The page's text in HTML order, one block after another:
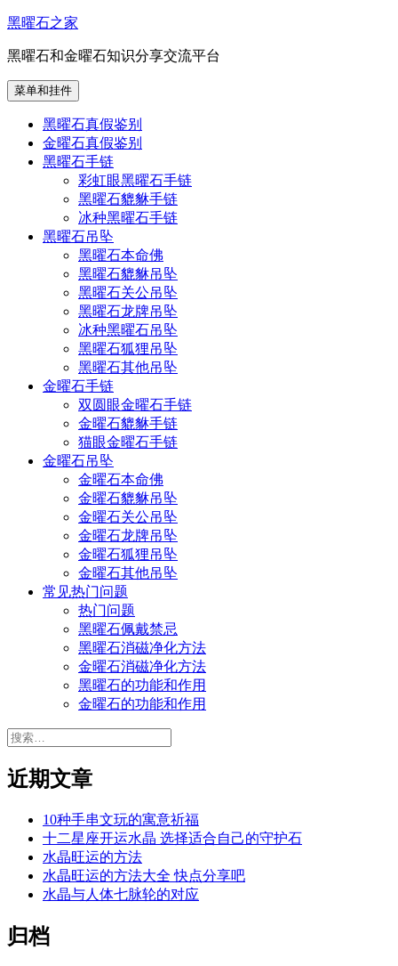
跳
内
容
黑曜石之家
黑曜石和金曜石知识分享交流平台
菜单和挂件
黑曜石真假鉴别
金曜石真假鉴别
黑曜石手链
彩虹眼黑曜石手链
黑曜石貔貅手链
冰种黑曜石手链
黑曜石吊坠
黑曜石本命佛
黑曜石貔貅吊坠
黑曜石关公吊坠
黑曜石龙牌吊坠
冰种黑曜石吊坠
黑曜石狐狸吊坠
黑曜石其他吊坠
金曜石手链
双圆眼金曜石手链
金曜石貔貅手链
猫眼金曜石手链
金曜石吊坠
金曜石本命佛
金曜石貔貅吊坠
金曜石关公吊坠
金曜石龙牌吊坠
金曜石狐狸吊坠
金曜石其他吊坠
常见热门问题
热门问题
黑曜石佩戴禁忌
黑曜石消磁净化方法
金曜石消磁净化方法
黑曜石的功能和作用
金曜石的功能和作用
搜
近期文章
10种手串文玩的寓意祈福
十二星座开运水晶 选择适合自己的守护石
水晶旺运的方法
水晶旺运的方法大全 快点分享吧
水晶与人体七脉轮的对应
归档